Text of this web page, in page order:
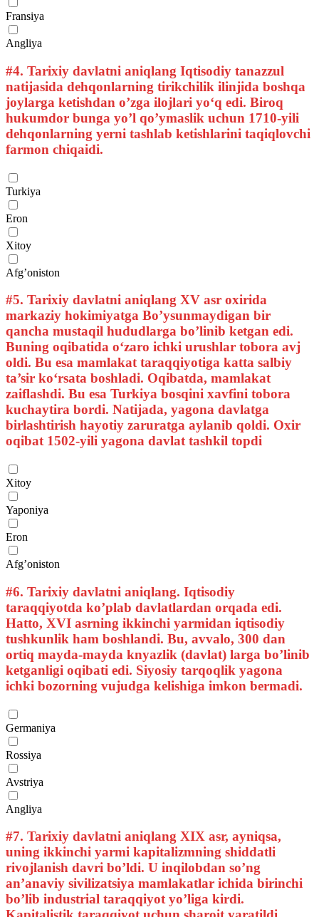
Fransiya
Angliya
#4. Tarixiy davlatni aniqlang Iqtisodiy tanazzul
natijasida dehqonlarning tirikchilik ilinjida boshqa
joylarga ketishdan o’zga ilojlari yo‘q edi. Biroq
hukumdor bunga yo’l qo’ymaslik uchun 1710-yili
dehqonlarning yerni tashlab ketishlarini taqiqlovchi
farmon chiqaidi.
Turkiya
Eron
Xitoy
Afg’oniston
#5. Tarixiy davlatni aniqlang XV asr oxirida
markaziy hokimiyatga Bo’ysunmaydigan bir
qancha mustaqil hududlarga bo’linib ketgan edi.
Buning oqibatida o‘zaro ichki urushlar tobora avj
oldi. Bu esa mamlakat taraqqiyotiga katta salbiy
ta’sir ko‘rsata boshladi. Oqibatda, mamlakat
zaiflashdi. Bu esa Turkiya bosqini xavfini tobora
kuchaytira bordi. Natijada, yagona davlatga
birlashtirish hayotiy zaruratga aylanib qoldi. Oxir
oqibat 1502-yili yagona davlat tashkil topdi
Xitoy
Yaponiya
Eron
Afg’oniston
#6. Tarixiy davlatni aniqlang. Iqtisodiy
taraqqiyotda ko’plab davlatlardan orqada edi.
Hatto, XVI asrning ikkinchi yarmidan iqtisodiy
tushkunlik ham boshlandi. Bu, avvalo, 300 dan
ortiq mayda-mayda knyazlik (davlat) larga bo’linib
ketganligi oqibati edi. Siyosiy tarqoqlik yagona
ichki bozorning vujudga kelishiga imkon bermadi.
Germaniya
Rossiya
Avstriya
Angliya
#7. Tarixiy davlatni aniqlang XIX asr, ayniqsa,
uning ikkinchi yarmi kapitalizmning shiddatli
rivojlanish davri bo’ldi. U inqilobdan so’ng
an’anaviy sivilizatsiya mamlakatlar ichida birinchi
bo’lib industrial taraqqiyot yo’liga kirdi.